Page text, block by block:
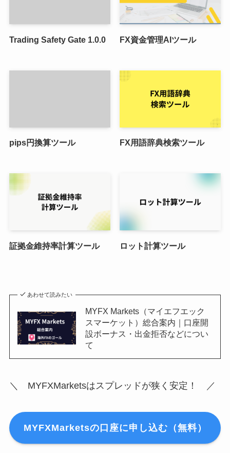
Trading Safety Gate 1.0.0 FX資金管理AIツール
pips円換算ツール FX用語辞典検索ツール
証拠金維持率計算ツール ロット計算ツール
あわせて読みたい
MYFX Markets（マイエフエック
スマーケット）総合案内｜口座開
設ボーナス・出金拒否などについ
て
＼ MYFXMarketsはスプレッドが狭く安定！ ／
MYFXMarketsの口座に申し込む（無料）